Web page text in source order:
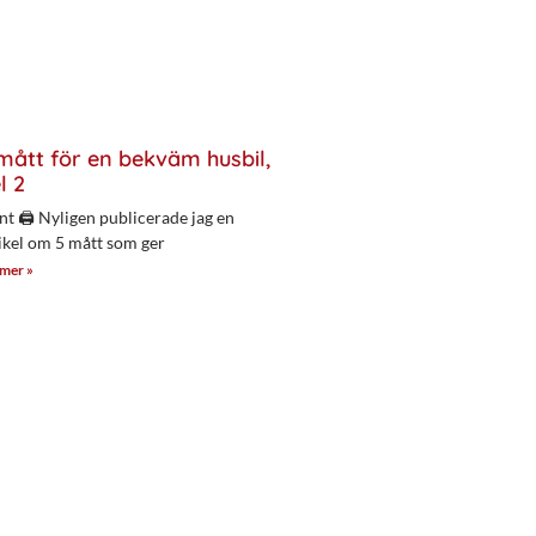
för en bekväm husbil,
2
🖨 Nyligen publicerade jag en
om 5 mått som ger
»